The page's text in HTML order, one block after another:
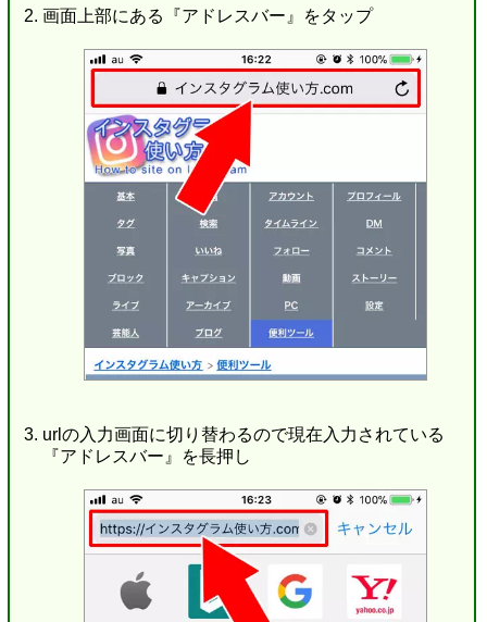
画面上部にある『アドレスバー』をタップ
urlの入力画面に切り替わるので現在入力されている
『アドレスバー』を長押し